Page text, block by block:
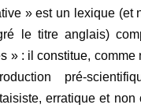
» est un lexique (et
le titre anglais)
» : il constitue, comme
pré-
erratique et non